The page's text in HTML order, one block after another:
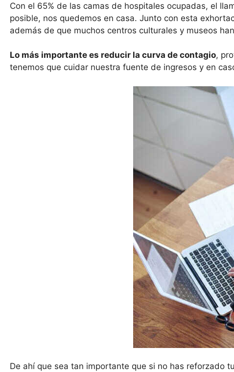
Con el 65% de las camas de hospitales ocupadas, el
posible, nos quedemos en casa. Junto con esta
además de que muchos centros culturales y museos
Lo más importante es reducir la curva de contagio,
tenemos que cuidar nuestra fuente de ingresos y en
De ahí que sea tan importante que si no has reforzado